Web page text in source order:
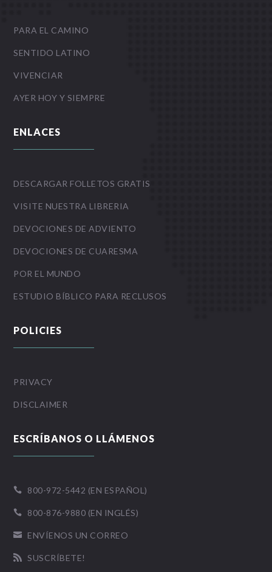
PARA EL CAMINO
SENTIDO LATINO
VIVENCIAR
AYER HOY Y SIEMPRE
ENLACES
DESCARGAR FOLLETOS GRATIS
VISITE NUESTRA LIBRERIA
DEVOCIONES DE ADVIENTO
DEVOCIONES DE CUARESMA
POR EL MUNDO
ESTUDIO BÍBLICO PARA RECLUSOS
POLICIES
PRIVACY
DISCLAIMER
ESCRÍBANOS O LLÁMENOS
 800-972-5442 (EN ESPAÑOL)
 800-876-9880 (EN INGLÉS)
 ENVÍENOS UN CORREO
 SUSCRÍBETE!